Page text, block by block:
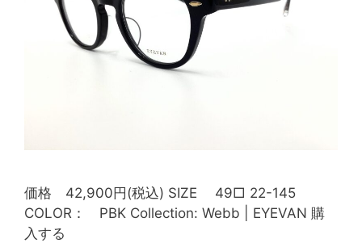
価格 42,900円(税込) SIZE 49□ 22-145
COLOR： PBK Collection: Webb | EYEVAN 購
入する